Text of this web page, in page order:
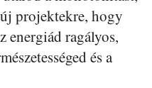
projektekre, hogy
energiád ragályos,
és a